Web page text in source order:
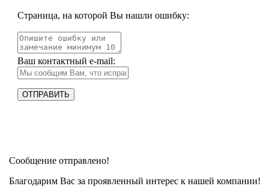
Страница, на которой Вы нашли ошибку:
Ваш контактный e-mail:
Сообщение отправлено!
Благодарим Вас за проявленный интерес к нашей компании!